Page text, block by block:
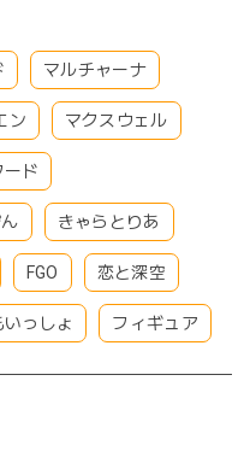
マルチャーナ
ン マクスウェル
ード
きゃらとりあ
FGO 恋と深空
っしょ フィギュア